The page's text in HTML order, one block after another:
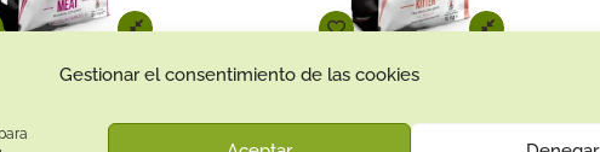
Gestionar el consentimiento de las cookies
Top Cat Meat 20Kg (Rico en Ternera)
57.95 €
Top Cat Kitten 10Kg (Con Pollo)
41.95€